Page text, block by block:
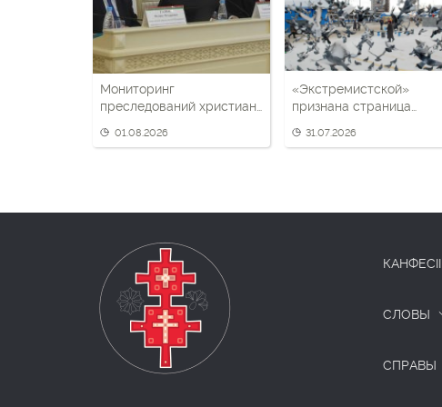
Мониторинг
преследований христиан
года
01.08.2026
«Экстремистской»
признана страница
верующего, экс-
31.07.2026
КАНФЕСІІ
СЛОВЫ
СПРАВЫ